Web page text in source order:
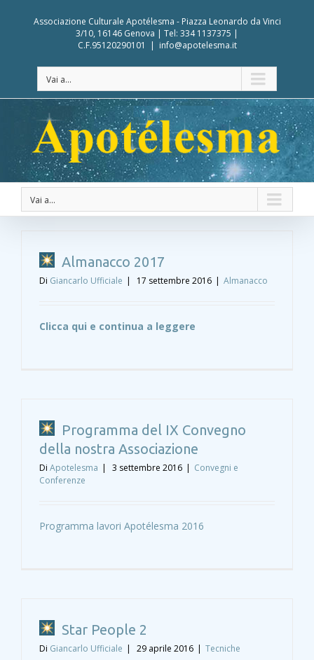
Associazione Culturale Apotélesma - Piazza Leonardo da Vinci
3/10, 16146 Genova | Tel: 334 1137375 |
C.F.95120290101
| info@apotelesma.it
Vai a...
Vai a...
Almanacco 2017
Di Giancarlo Ufficiale | 17 settembre 2016 | Almanacco
Clicca qui e continua a leggere
Programma del IX Convegno
della nostra Associazione
Di Apotelesma | 3 settembre 2016 | Convegni e
Conferenze
Programma lavori Apotélesma 2016
Star People 2
Di Giancarlo Ufficiale | 29 aprile 2016 | Tecniche